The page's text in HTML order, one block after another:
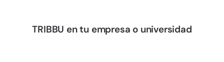
Bizkaia
TRIBBU en tu empresa o universidad